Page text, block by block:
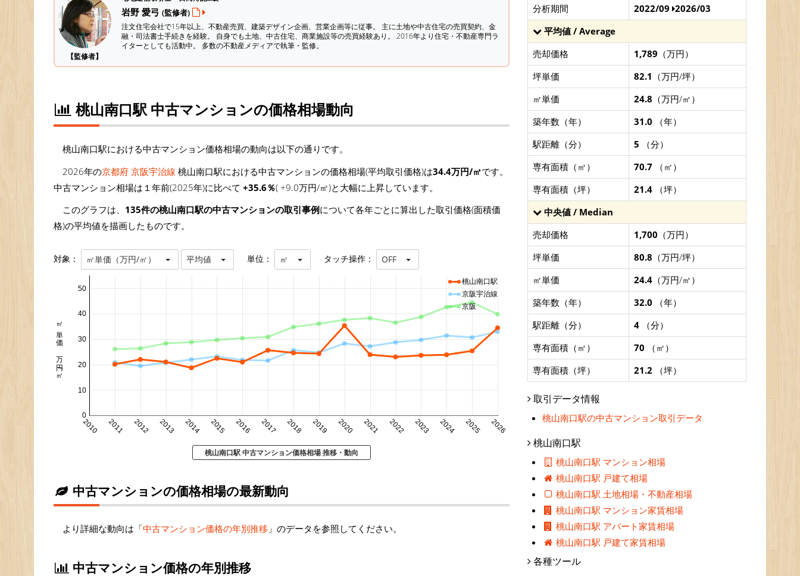
【監修者】
岩野 愛弓 (監修者)
注文住宅会社で15年以上、不動産売買、建築デザイン企画、営業企画等に従事。 主に土地や中古住宅の売買契約、金
融・司法書士手続きを経験。 自身でも土地、中古住宅、商業施設等の売買経験あり。 2016年より住宅・不動産専門ラ
イターとしても活動中。 多数の不動産メディアで執筆・監修。
桃山南口駅 中古マンションの価格相場動向
桃山南口駅における中古マンション価格相場の動向は以下の通りです。
2026年の京都府 京阪宇治線 桃山南口駅における中古マンションの価格相場(平均取引価格)は34.4万円/㎡です。
中古マンション相場は１年前(2025年)に比べて +35.6％( +9.0万円/㎡)と大幅に上昇しています。
このグラフは、 135件の桃山南口駅の中古マンションの取引事例について各年ごとに算出した取引価格(面積価
格)の平均値を描画したものです。
対象： ㎡単価（万円/㎡） 平均値 単位： ㎡ タッチ操作： OFF
2010 2011 2012 2013 2014 2015 2016 2017 2018 2019 2020 2021 2022 2023 2024 2025 2026
0
10
20
30
40
50
㎡単価 万円/㎡
桃山南口駅
京阪宇治線
京阪
桃山南口駅 中古マンション価格相場 推移・動向
中古マンションの価格相場の最新動向
より詳細な動向は「中古マンション価格の年別推移 」のデータを参照してください。
中古マンション価格の年別推移
分析期間
2022/09 2026/03
平均値 / Average
売却価格
1,789 （万円）
坪単価
82.1 （万円/坪）
㎡単価
24.8 （万円/㎡）
築年数（年）
31.0 （年）
駅距離（分）
5 （分）
専有面積（㎡）
70.7 （㎡）
専有面積（坪）
21.4 （坪）
中央値 / Median
売却価格
1,700 （万円）
坪単価
80.8 （万円/坪）
㎡単価
24.4 （万円/㎡）
築年数（年）
32.0 （年）
駅距離（分）
4 （分）
専有面積（㎡）
70 （㎡）
専有面積（坪）
21.2 （坪）
取引データ情報
桃山南口駅の中古マンション取引データ
桃山南口駅
桃山南口駅 マンション相場
桃山南口駅 戸建て相場
桃山南口駅 土地相場・不動産相場
桃山南口駅 マンション家賃相場
桃山南口駅 アパート家賃相場
桃山南口駅 戸建て家賃相場
各種ツール